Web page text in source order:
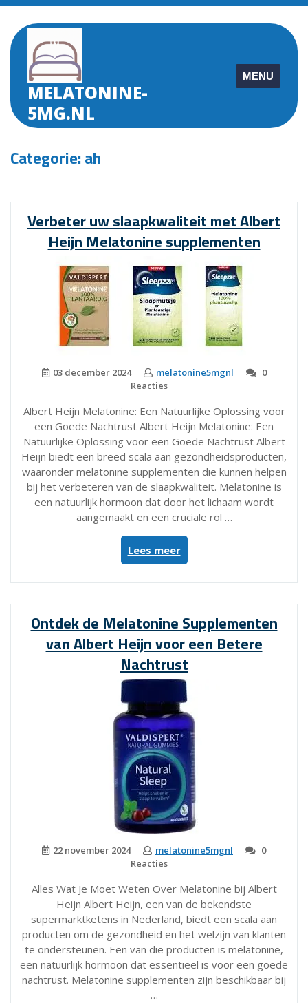
Skip
content
MELATONINE-
5MG.NL
MENU
Categorie:ah
Verbeter uw slaapkwaliteit met Albert
Heijn Melatonine supplementen
03 december 2024 melatonine5mgnl
0
Reacties
Albert Heijn Melatonine: Een Natuurlijke Oplossing voor
een Goede Nachtrust Albert Heijn Melatonine: Een
Natuurlijke Oplossing voor een Goede Nachtrust Albert
Heijn biedt een breed scala aan gezondheidsproducten,
waaronder melatonine supplementen die kunnen helpen
bij het verbeteren van de slaapkwaliteit. Melatonine is
een natuurlijk hormoon dat door het lichaam wordt
aangemaakt en een cruciale rol …
Lees meer“Verbeter
uw
slaapkwaliteit
Heijn
Melatonine
supplementen”
Ontdek de Melatonine Supplementen
van Albert Heijn voor een Betere
Nachtrust
22 november 2024 melatonine5mgnl
0
Reacties
Alles Wat Je Moet Weten Over Melatonine bij Albert
Heijn Albert Heijn, een van de bekendste
supermarktketens in Nederland, biedt een scala aan
producten om de gezondheid en het welzijn van klanten
te ondersteunen. Een van die producten is melatonine,
een natuurlijk hormoon dat essentieel is voor een goede
nachtrust. Melatonine supplementen zijn beschikbaar bij
…